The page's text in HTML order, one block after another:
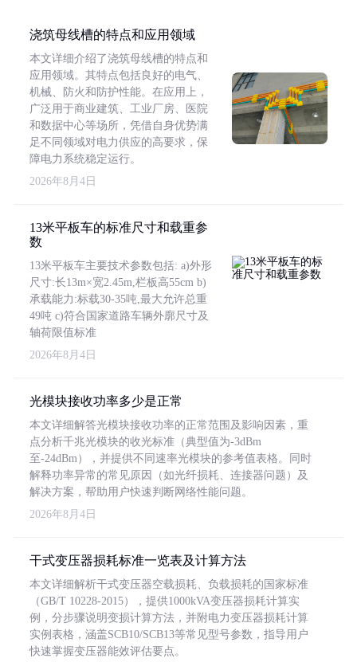
浇筑母线槽的特点和应用领域
本文详细介绍了浇筑母线槽的特点和
应用领域。其特点包括良好的电气、
机械、防火和防护性能。在应用上，
广泛用于商业建筑、工业厂房、医院
和数据中心等场所，凭借自身优势满
足不同领域对电力供应的高要求，保
障电力系统稳定运行。
2026年8月4日
13米平板车的标准尺寸和载重参
数
13米平板车主要技术参数包括: a)外形
尺寸:长13m×宽2.45m,栏板高55cm b)
承载能力:标载30-35吨,最大允许总重
49吨 c)符合国家道路车辆外廓尺寸及
轴荷限值标准
2026年8月4日
光模块接收功率多少是正常
本文详细解答光模块接收功率的正常范围及影响因素，重
点分析千兆光模块的收光标准（典型值为-3dBm
至-24dBm），并提供不同速率光模块的参考值表格。同时
解释功率异常的常见原因（如光纤损耗、连接器问题）及
解决方案，帮助用户快速判断网络性能问题。
2026年8月4日
干式变压器损耗标准一览表及计算方法
本文详细解析干式变压器空载损耗、负载损耗的国家标准
（GB/T 10228-2015），提供1000kVA变压器损耗计算实
例，分步骤说明变损计算方法，并附电力变压器损耗计算
实例表格，涵盖SCB10/SCB13等常见型号参数，指导用户
快速掌握变压器能效评估要点。